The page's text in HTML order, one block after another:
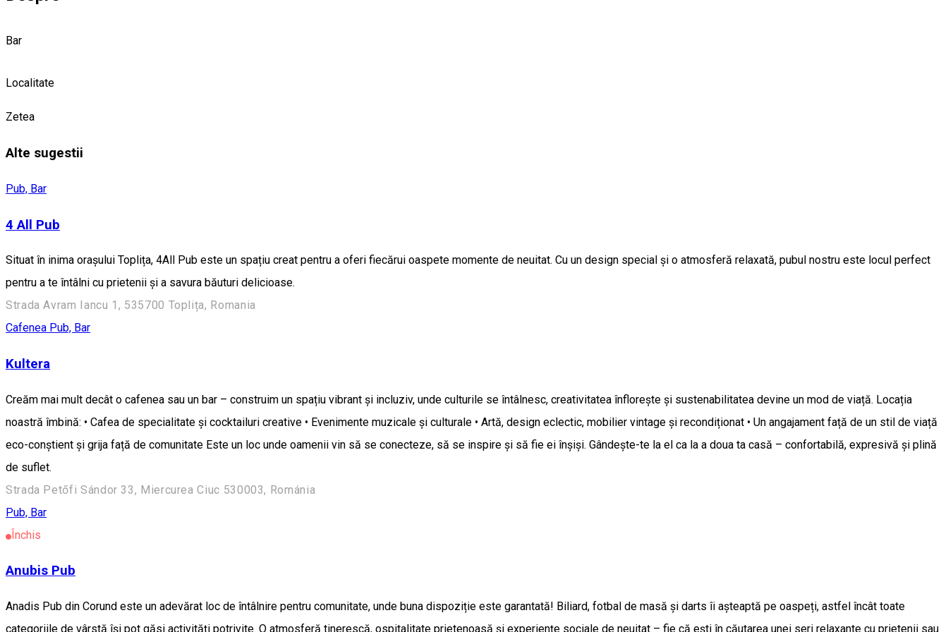
Bar
Localitate
Zetea
Alte sugestii
Pub, Bar
4 All Pub
Situat în inima orașului Toplița, 4All Pub este un spațiu creat pentru a oferi fiecărui oaspete momente de neuitat. Cu un design special și o atmosferă relaxată, pubul nostru este locul perfect
pentru a te întâlni cu prietenii și a savura băuturi delicioase.
Strada Avram Iancu 1, 535700 Toplița, Romania
Cafenea Pub, Bar
Kultera
Creăm mai mult decât o cafenea sau un bar – construim un spațiu vibrant și incluziv, unde culturile se întâlnesc, creativitatea înflorește și sustenabilitatea devine un mod de viață. Locația
noastră îmbină: • Cafea de specialitate și cocktailuri creative • Evenimente muzicale și culturale • Artă, design eclectic, mobilier vintage și recondiționat • Un angajament față de un stil de viață
eco-conștient și grija față de comunitate Este un loc unde oamenii vin să se conecteze, să se inspire și să fie ei înșiși. Gândește-te la el ca la a doua ta casă – confortabilă, expresivă și plină
de suflet.
Strada Petőfi Sándor 33, Miercurea Ciuc 530003, Románia
Pub, Bar
Închis
Anubis Pub
Anadis Pub din Corund este un adevărat loc de întâlnire pentru comunitate, unde buna dispoziție este garantată! Biliard, fotbal de masă și darts îi așteaptă pe oaspeți, astfel încât toate
categoriile de vârstă își pot găsi activități potrivite. O atmosferă tinerescă, ospitalitate prietenoasă și experiențe sociale de neuitat – fie că ești în căutarea unei seri relaxante cu prietenii sau